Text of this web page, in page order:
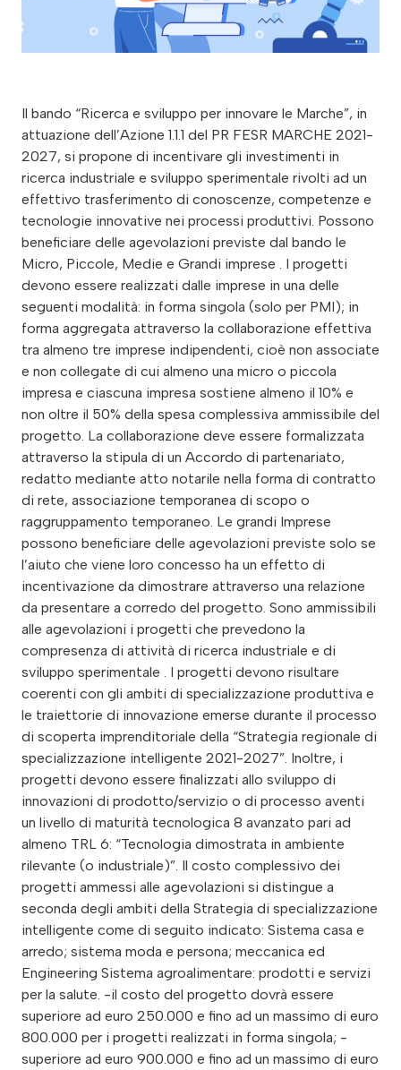
Il bando “Ricerca e sviluppo per innovare le Marche”, in
attuazione dell’Azione 1.1.1 del PR FESR MARCHE 2021-
2027, si propone di incentivare gli investimenti in
ricerca industriale e sviluppo sperimentale rivolti ad un
effettivo trasferimento di conoscenze, competenze e
tecnologie innovative nei processi produttivi. Possono
beneficiare delle agevolazioni previste dal bando le
Micro, Piccole, Medie e Grandi imprese . I progetti
devono essere realizzati dalle imprese in una delle
seguenti modalità: in forma singola (solo per PMI); in
forma aggregata attraverso la collaborazione effettiva
tra almeno tre imprese indipendenti, cioè non associate
e non collegate di cui almeno una micro o piccola
impresa e ciascuna impresa sostiene almeno il 10% e
non oltre il 50% della spesa complessiva ammissibile del
progetto. La collaborazione deve essere formalizzata
attraverso la stipula di un Accordo di partenariato,
redatto mediante atto notarile nella forma di contratto
di rete, associazione temporanea di scopo o
raggruppamento temporaneo. Le grandi Imprese
possono beneficiare delle agevolazioni previste solo se
l’aiuto che viene loro concesso ha un effetto di
incentivazione da dimostrare attraverso una relazione
da presentare a corredo del progetto. Sono ammissibili
alle agevolazioni i progetti che prevedono la
compresenza di attività di ricerca industriale e di
sviluppo sperimentale . I progetti devono risultare
coerenti con gli ambiti di specializzazione produttiva e
le traiettorie di innovazione emerse durante il processo
di scoperta imprenditoriale della “Strategia regionale di
specializzazione intelligente 2021-2027”. Inoltre, i
progetti devono essere finalizzati allo sviluppo di
innovazioni di prodotto/servizio o di processo aventi
un livello di maturità tecnologica 8 avanzato pari ad
almeno TRL 6: “Tecnologia dimostrata in ambiente
rilevante (o industriale)”. Il costo complessivo dei
progetti ammessi alle agevolazioni si distingue a
seconda degli ambiti della Strategia di specializzazione
intelligente come di seguito indicato: Sistema casa e
arredo; sistema moda e persona; meccanica ed
Engineering Sistema agroalimentare: prodotti e servizi
per la salute. -il costo del progetto dovrà essere
superiore ad euro 250.000 e fino ad un massimo di euro
800.000 per i progetti realizzati in forma singola; -
superiore ad euro 900.000 e fino ad un massimo di euro